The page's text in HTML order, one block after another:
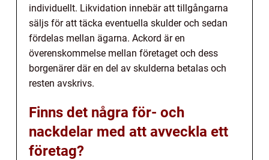
individuellt. Likvidation innebär att tillgångarna
säljs för att täcka eventuella skulder och sedan
fördelas mellan ägarna. Ackord är en
överenskommelse mellan företaget och dess
borgenärer där en del av skulderna betalas och
resten avskrivs.
Finns det några för- och
nackdelar med att avveckla ett
företag?